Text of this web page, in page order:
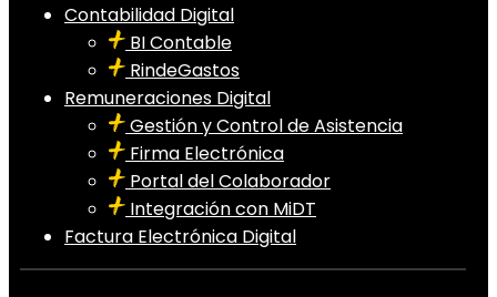
Contabilidad Digital
BI Contable
RindeGastos
Remuneraciones Digital
Gestión y Control de Asistencia
Firma Electrónica
Portal del Colaborador
Integración con MiDT
Factura Electrónica Digital